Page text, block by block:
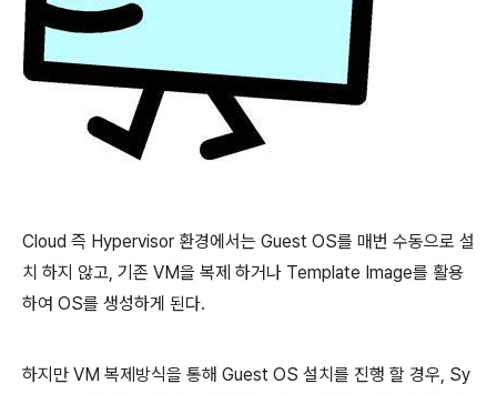
Cloud 즉 Hypervisor 환경에서는 Guest OS를 매번 수동으로 설
치 하지 않고, 기존 VM을 복제 하거나 Template Image를 활용
하여 OS를 생성하게 된다.
하지만 VM 복제방식을 통해 Guest OS 설치를 진행 할 경우, Sy